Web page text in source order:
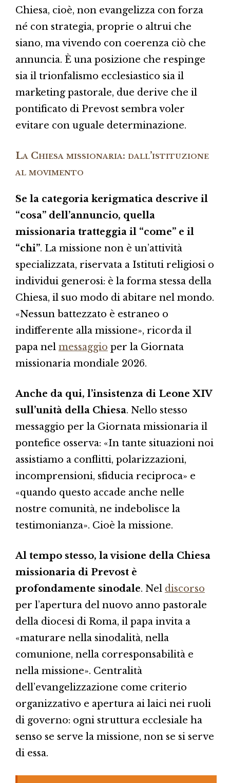
Chiesa, cioè, non evangelizza con forza
né con strategia, proprie o altrui che
siano, ma vivendo con coerenza ciò che
annuncia. È una posizione che respinge
sia il trionfalismo ecclesiastico sia il
marketing pastorale, due derive che il
pontificato di Prevost sembra voler
evitare con uguale determinazione.
La Chiesa missionaria: dall’istituzione
al movimento
Se la categoria kerigmatica descrive il
“cosa” dell’annuncio, quella
missionaria tratteggia il “come” e il
“chi”. La missione non è un’attività
specializzata, riservata a Istituti religiosi o
individui generosi: è la forma stessa della
Chiesa, il suo modo di abitare nel mondo.
«Nessun battezzato è estraneo o
indifferente alla missione», ricorda il
papa nel messaggio per la Giornata
missionaria mondiale 2026.
Anche da qui, l’insistenza di Leone XIV
sull’unità della Chiesa. Nello stesso
messaggio per la Giornata missionaria il
pontefice osserva: «In tante situazioni noi
assistiamo a conflitti, polarizzazioni,
incomprensioni, sfiducia reciproca» e
«quando questo accade anche nelle
nostre comunità, ne indebolisce la
testimonianza». Cioè la missione.
Al tempo stesso, la visione della Chiesa
missionaria di Prevost è
profondamente sinodale. Nel discorso
per l’apertura del nuovo anno pastorale
della diocesi di Roma, il papa invita a
«maturare nella sinodalità, nella
comunione, nella corresponsabilità e
nella missione». Centralità
dell’evangelizzazione come criterio
organizzativo e apertura ai laici nei ruoli
di governo: ogni struttura ecclesiale ha
senso se serve la missione, non se si serve
di essa.